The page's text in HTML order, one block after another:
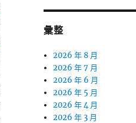
彙整
2026 年 8 月
2026 年 7 月
2026 年 6 月
2026 年 5 月
2026 年 4 月
2026 年 3 月